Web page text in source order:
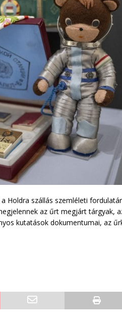
Holdra szállás szemléleti
az űrt megjárt tárgyak,
kutatások dokumentumai, az